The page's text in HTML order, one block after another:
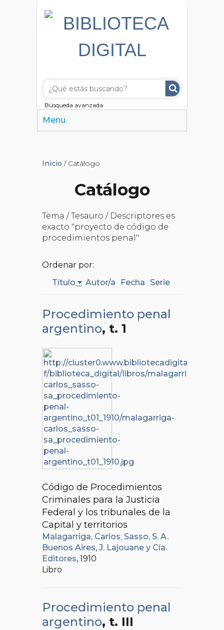
Búsqueda avanzada
Menu
Inicio / Catálogo
Catálogo
Tema / Tesauro / Descriptores es
exacto "proyecto de código de
procedimientos penal"
Ordenar por:
Título
Autor/a Fecha Serie
Procedimiento penal
argentino, t. 1
Código de Procedimientos
Criminales para la Justicia
Federal y los tribunales de la
Capital y territorios
Malagarriga, Carlos; Sasso, S. A.
Buenos Aires, J. Lajouane y Cía.
Editores, 1910
Libro
Procedimiento penal
argentino, t. III